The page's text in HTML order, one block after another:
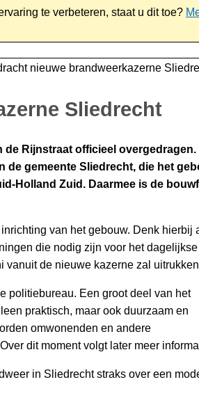
te verbeteren, staat u dit toe?
nieuwe brandweerkazerne
Sliedrecht
de Rijnstraat officieel overgedragen.
de gemeente Sliedrecht, die het
Holland Zuid. Daarmee is de
van het gebouw. Denk hierbij
die nodig zijn voor het dagelijkse
vanuit de nieuwe kazerne zal
politiebureau. Een groot deel van het
praktisch, maar ook duurzaam en
omwonenden en andere
dit moment volgt later meer
in Sliedrecht straks over een